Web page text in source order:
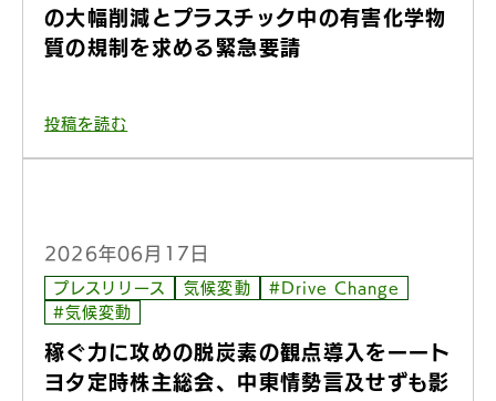
の大幅削減とプラスチック中の有害化学物
質の規制を求める緊急要請
投稿を読む
2026年06月17日
プレスリリース 気候変動
#Drive Change
#気候変動
稼ぐ力に攻めの脱炭素の観点導入をーート
ヨタ定時株主総会、中東情勢言及せずも影